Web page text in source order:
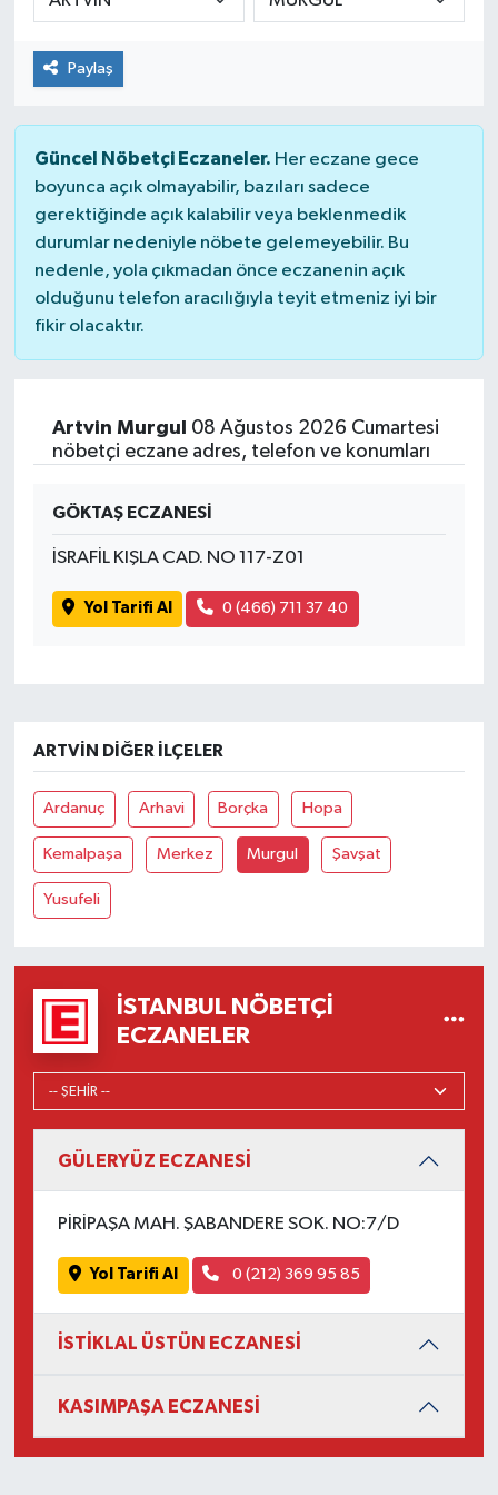
Paylaş
Güncel Nöbetçi Eczaneler. Her eczane gece
boyunca açık olmayabilir, bazıları sadece
gerektiğinde açık kalabilir veya beklenmedik
durumlar nedeniyle nöbete gelemeyebilir. Bu
nedenle, yola çıkmadan önce eczanenin açık
olduğunu telefon aracılığıyla teyit etmeniz iyi bir
fikir olacaktır.
Artvin Murgul
08 Ağustos 2026 Cumartesi
nöbetçi eczane adres, telefon ve konumları
GÖKTAŞ ECZANESİ
İSRAFİL KIŞLA CAD. NO 117-Z01
Yol Tarifi Al 0 (466) 711 37 40
ARTVIN DIĞER İLÇELER
Ardanuç Arhavi Borçka Hopa
Kemalpaşa Merkez Murgul Şavşat
Yusufeli
İSTANBUL NÖBETÇI
ECZANELER
GÜLERYÜZ ECZANESİ
PİRİPAŞA MAH. ŞABANDERE SOK. NO:7/D
Yol Tarifi Al 0 (212) 369 95 85
İSTİKLAL ÜSTÜN ECZANESİ
KASIMPAŞA ECZANESİ